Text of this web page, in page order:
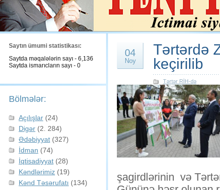
Saytın ümumi statistikası:
Saytda məqalələrin sayı - 6,136
Saytda ismarıcların sayı - 0
Bölmələr:
Açılışlar (24)
Digər (2. 284)
Ədəbiyyat (327)
İdman (74)
İqtisadiyyat (28)
Kəndlərimiz (19)
Kənd Təsərufatı (134)
04
Noy
Tərtərdə
keçirilib
Tərtər RİH-də
şagirdlərinin və